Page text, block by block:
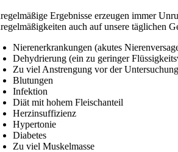
Ergebnisse erzeugen immer
auch auf unsere täglichen
Nierenerkrankungen (akutes
Dehydrierung (ein zu geringer
Zu viel Anstrengung vor der Untersuchung
Blutungen
Infektion
Diät mit hohem Fleischanteil
Herzinsuffizienz
Hypertonie
Diabetes
Zu viel Muskelmasse